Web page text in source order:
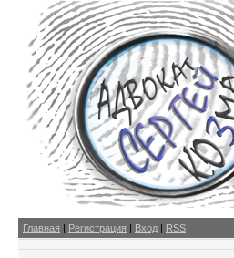
Главная | Регистрация | Вход | RSS